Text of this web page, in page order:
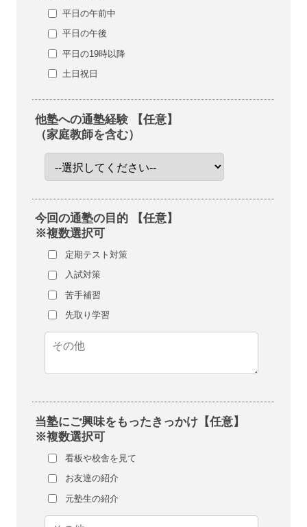
平日の午前中
平日の午後
平日の19時以降
土日祝日
他塾への通塾経験 【任意】
（家庭教師を含む）
今回の通塾の目的 【任意】
※複数選択可
定期テスト対策
入試対策
苦手補習
先取り学習
当塾にご興味をもったきっかけ【任意】
※複数選択可
看板や校舎を見て
お友達の紹介
元塾生の紹介